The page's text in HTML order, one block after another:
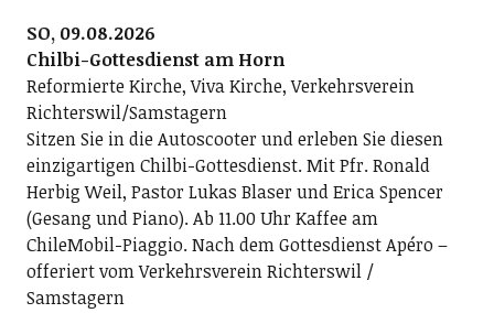
SO, 09.08.2026
Chilbi-Gottesdienst am Horn
Reformierte Kirche, Viva Kirche, Verkehrsverein
Richterswil/Samstagern
Sitzen Sie in die Autoscooter und erleben Sie diesen
einzigartigen Chilbi-Gottesdienst. Mit Pfr. Ronald
Herbig Weil, Pastor Lukas Blaser und Erica Spencer
(Gesang und Piano). Ab 11.00 Uhr Kaffee am
ChileMobil-Piaggio. Nach dem Gottesdienst Apéro –
offeriert vom Verkehrsverein Richterswil /
Samstagern